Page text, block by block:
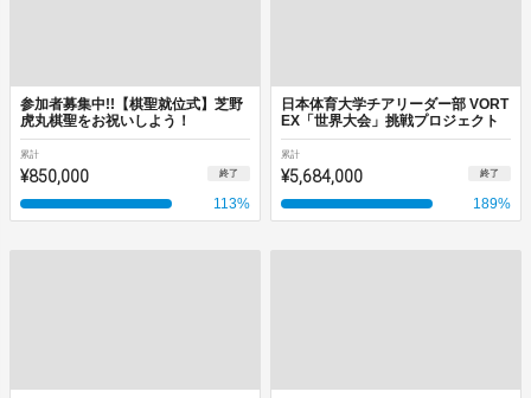
参加者募集中!!【棋聖就位式】芝野
虎丸棋聖をお祝いしよう！
累計
¥850,000 終了
113%
日本体育大学チアリーダー部 VORT
EX「世界大会」挑戦プロジェクト
累計
¥5,684,000 終了
189%